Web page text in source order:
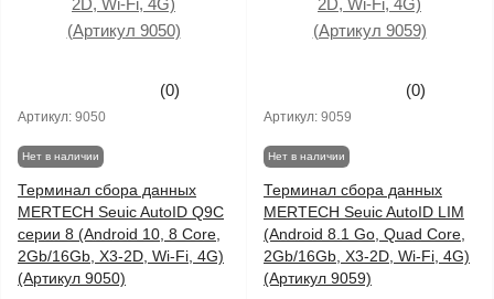
(0)
Артикул: 9050
Нет в наличии
Терминал сбора данных
MERTECH Seuic AutoID Q9С
серии 8 (Android 10, 8 Core,
2Gb/16Gb, X3-2D, Wi-Fi, 4G)
(Артикул 9050)
(0)
Артикул: 9059
Нет в наличии
Терминал сбора данных
MERTECH Seuic AutoID LIM
(Android 8.1 Go, Quad Core,
2Gb/16Gb, X3-2D, Wi-Fi, 4G)
(Артикул 9059)